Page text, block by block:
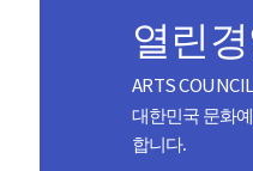
열린
ARTS
대한민국 문화
합니다.